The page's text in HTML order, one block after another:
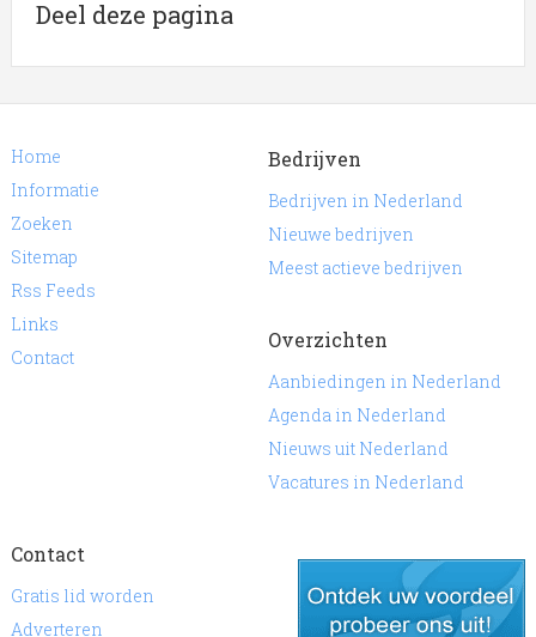
Deel deze pagina
Home
Informatie
Zoeken
Sitemap
Rss Feeds
Links
Contact
Bedrijven
Bedrijven in Nederland
Nieuwe bedrijven
Meest actieve bedrijven
Overzichten
Aanbiedingen in Nederland
Agenda in Nederland
Nieuws uit Nederland
Vacatures in Nederland
Contact
Gratis lid worden
Adverteren